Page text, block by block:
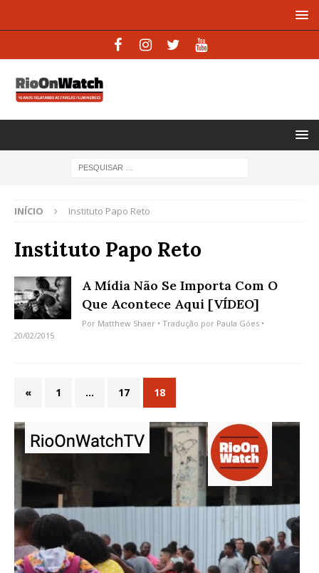
INÍCIO Instituto Papo Reto
Instituto Papo Reto
A Mídia Não Se Importa Com O
Que Acontece Aqui [VÍDEO]
Por Matthew Shaer • Tradução por Paula Góes •
20/02/2015
« 1 … 17 18